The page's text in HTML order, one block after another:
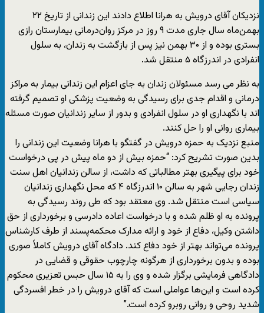
نزدیکان آقای درویش به هرانا اطلاع دادند این زندانی از تاریخ ۲۲
بهمن‌ماه سال جاری مدت ۹ روز در مرکز روان‌درمانی بیمارستان رازی
بستری بوده و از ۳۰ بهمن نیز پس از بازگشت به زندان، به سلول
انفرادی در اندرزگاه ۵ منتقل شد.
به نظر می رسد مسئولان زندان به جای اعزام این زندانی بیمار به مراکز
درمانی و اقدام جدی برای رسیدگی به وضعیت پزشکی او تصمیم گرفته
اند با نگهداری او در سلول انفرادی و بدور از سایر زندانیان صورت مسئله
بیماری روانی او را حل کنند.
منبع نزدیک به حمزه درویش در گفتگو با هرانا وضعیت این زندانی را
بدین صورت تشریح کرد: “حمزه بیش از دو ماه پیش در پی درخواست
خود برای پیگیری بهتر مطالباتی که داشت، از سالن زندانیان اهل سنت
زندان رجایی شهر به سالن ۱۰ اندرزگاه ۴ که محل نگهداری زندانیان
سیاسی است منتقل شد. وی معتقد بود که طی روند رسیدگی به
پرونده به او ظلم شده و با درخواست اعاده دادرسی و برخورداری از حق
داشتن وکیل، دفاع از خود و ارائه مدارک محکمه‌پسند از طرف کارشناس
پرونده می‌تواند بهتر از خود دفاع کند. دادگاه آقای درویش کاملاً صوری
بوده و بدون برخورداری از هرگونه چارچوب حقوقی و قضایی در
دادگاهی فرمایشی برگزار شده و وی را به ۱۵ سال حبس تعزیری محکوم
کرده است و این‌ها عواملی است که آقای درویش را در خطر افسردگی
شدید روحی و روانی روبرو کرده است.”